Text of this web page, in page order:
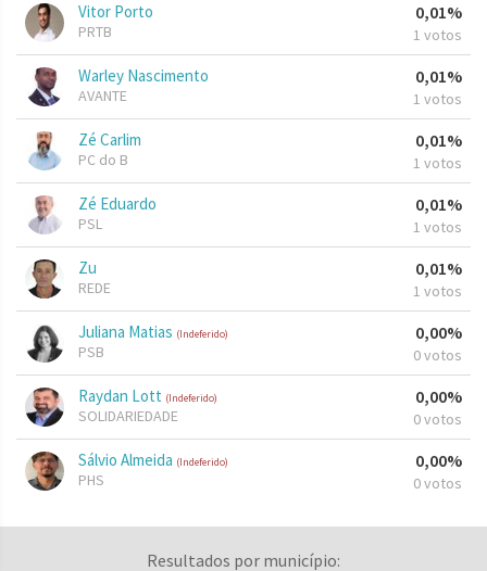
Vitor Porto
PRTB
0,01%
1 votos
Warley Nascimento
AVANTE
0,01%
1 votos
Zé Carlim
PC do B
0,01%
1 votos
Zé Eduardo
PSL
0,01%
1 votos
Zu
REDE
0,01%
1 votos
Juliana Matias (Indeferido)
PSB
0,00%
0 votos
Raydan Lott (Indeferido)
SOLIDARIEDADE
0,00%
0 votos
Sálvio Almeida (Indeferido)
PHS
0,00%
0 votos
Resultados por município: